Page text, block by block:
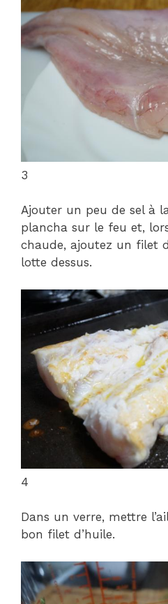
3
Ajouter un peu de sel à
plancha sur le feu et,
chaude, ajoutez un filet
lotte dessus.
4
Dans un verre, mettre
bon filet d’huile.